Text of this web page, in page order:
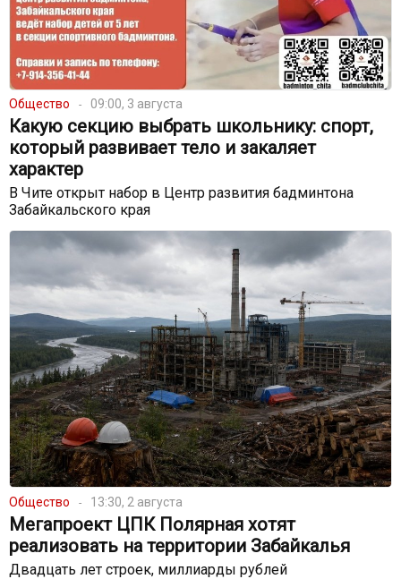
Общество 09:00, 3 августа
Какую секцию выбрать школьнику: спорт,
который развивает тело и закаляет
характер
В Чите открыт набор в Центр развития бадминтона
Забайкальского края
Общество 13:30, 2 августа
Мегапроект ЦПК Полярная хотят
реализовать на территории Забайкалья
Двадцать лет строек, миллиарды рублей